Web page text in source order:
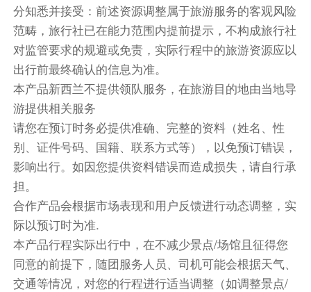
住宿
自选酒店(4钻及以上)
第4天
以所选酒店为准
乘车前往库克山（已含小费）
塔斯曼冰川步道是新西兰南岛库克山国家公园内的
一条短途徒步路线，适合大多数游客，能近距离欣
总路程约1.5公里，徒步时长40~1小时左右（视停
留时间而定）
午餐请自理
乘车前往特卡波
分知悉并接受：前述资源调整属于旅游服务的客观风险
范畴，旅行社已在能力范围内提前提示，不构成旅行社
对监管要求的规避或免责，实际行程中的旅游资源应以
出行前最终确认的信息为准。
本产品新西兰不提供领队服务，在旅游目的地由当地导
游提供相关服务
请您在预订时务必提供准确、完整的资料（姓名、性
别、证件号码、国籍、联系方式等），以免预订错误，
影响出行。如因您提供资料错误而造成损失，请自行承
担。
合作产品会根据市场表现和用户反馈进行动态调整，实
际以预订时为准.
本产品行程实际出行中，在不减少景点/场馆且征得您
同意的前提下，随团服务人员、司机可能会根据天气、
交通等情况，对您的行程进行适当调整（如调整景点/